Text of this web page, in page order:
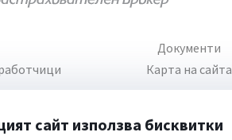
сайт използва бисквитки
Документи
Карта на сайта